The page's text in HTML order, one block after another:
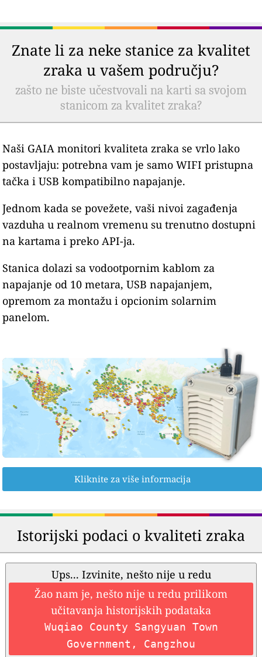
Znate li za neke stanice za kvalitet
zraka u vašem području?
zašto ne biste učestvovali na karti sa svojom
stanicom za kvalitet zraka?
Naši GAIA monitori kvaliteta zraka se vrlo lako
postavljaju: potrebna vam je samo WIFI pristupna
tačka i USB kompatibilno napajanje.
Jednom kada se povežete, vaši nivoi zagađenja
vazduha u realnom vremenu su trenutno dostupni
na kartama i preko API-ja.
Stanica dolazi sa vodootpornim kablom za
napajanje od 10 metara, USB napajanjem,
opremom za montažu i opcionim solarnim
panelom.
Kliknite za više informacija
Istorijski podaci o kvaliteti zraka
Ups... Izvinite, nešto nije u redu
Žao nam je, nešto nije u redu prilikom
učitavanja historijskih podataka
Wuqiao County Sangyuan Town
Government, Cangzhou